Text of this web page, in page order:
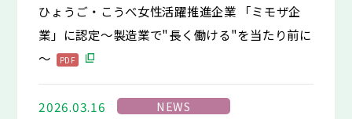
ひょうご・こうべ女性活躍推進企業 「ミモザ企
業」に認定～製造業で"長く働ける"を当たり前に
～
PDF
2026.03.16 NEWS